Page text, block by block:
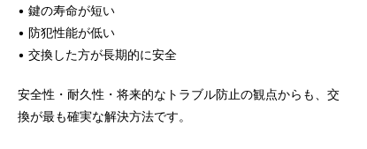
• 鍵の寿命が短い
• 防犯性能が低い
• 交換した方が長期的に安全
安全性・耐久性・将来的なトラブル防止の観点からも、交
換が最も確実な解決方法です。